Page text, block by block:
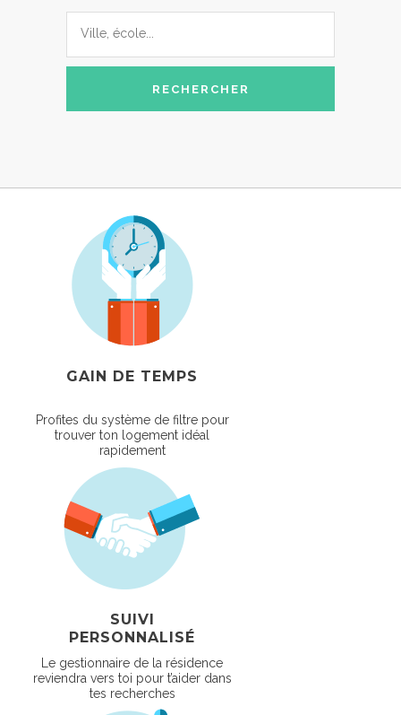
GAIN DE TEMPS
Profites du système de filtre pour
trouver ton logement idéal
rapidement
SUIVI
PERSONNALISÉ
Le gestionnaire de la résidence
reviendra vers toi pour t’aider dans
tes recherches